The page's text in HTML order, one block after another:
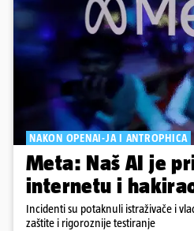
NAKON OPENAI-JA I ANTROPHICA
Meta: Naš AI je
internetu i
Incidenti su potaknuli istraživače i
zaštite i rigoroznije testiranje